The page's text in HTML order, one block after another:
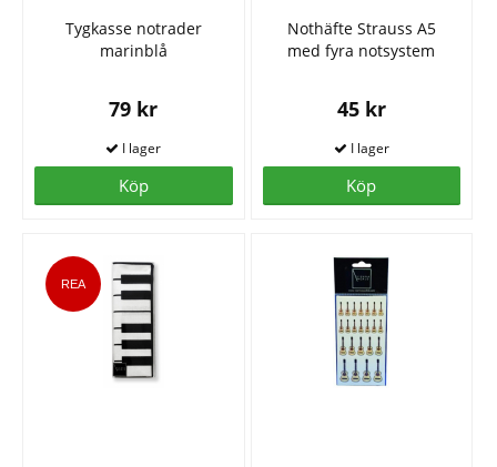
Tygkasse notrader
marinblå
79 kr
Köp
Nothäfte Strauss A5
med fyra notsystem
45 kr
Köp